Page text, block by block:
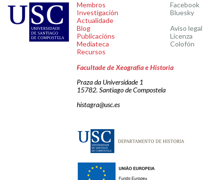
Membros
Investigación
Actualidade
Blog
Publicacións
Mediateca
Recursos
Facebook
Bluesky
Aviso legal
Licenza
Colofón
Facultade de Xeografía e Historia
Praza da Universidade 1
15782. Santiago de Compostela
histagra@usc.es